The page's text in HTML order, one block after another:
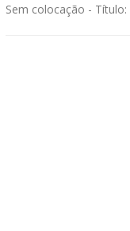
Sem colocação - Título: